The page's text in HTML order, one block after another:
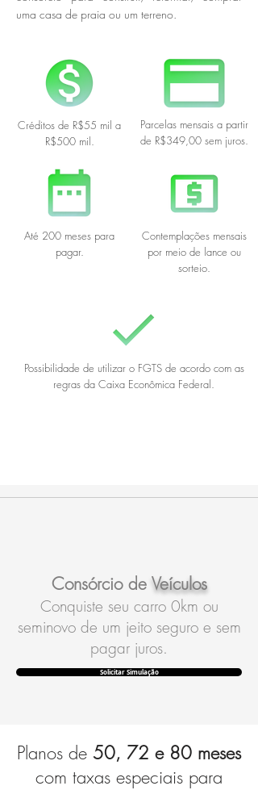
Consórcio de Veículos
Conquiste seu carro 0km ou
seminovo de um jeito seguro e sem
pagar juros.
uma casa de praia ou um terreno.
Créditos de R$55 mil a
R$500 mil.
Parcelas mensais a partir
de R$349,00 sem juros.
Até 200 meses para
pagar.
Contemplações mensais
por meio de lance ou
sorteio.
Possibilidade de utilizar o FGTS de acordo com as
regras da Caixa Econômica Federal.
Solicitar Simulação
Planos de 50, 72 e 80 meses
com taxas especiais para